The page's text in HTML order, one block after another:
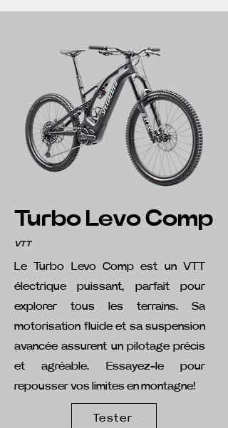
Turbo Levo Comp
VTT
Le Turbo Levo Compest un VTT
électrique puissant, parfait pour
explorer tous les terrains. Sa
motorisation fluide et sa suspension
avancée assurent un pilotage précis
et agréable. Essayez-le pour
repousser vos limites en montagne!
Tester